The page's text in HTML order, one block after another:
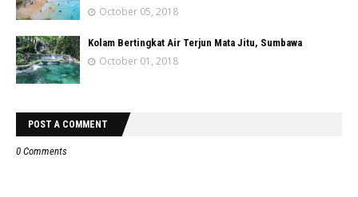
October 05, 2018
Kolam Bertingkat Air Terjun Mata Jitu, Sumbawa
October 01, 2018
POST A COMMENT
0 Comments